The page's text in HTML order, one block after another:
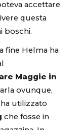
accettare
questa
boschi.
fine Helma ha
Maggie in
ovunque,
utilizzato
che fosse in